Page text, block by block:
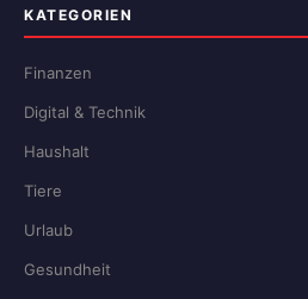
KATEGORIEN
Finanzen
Digital & Technik
Haushalt
Tiere
Urlaub
Gesundheit